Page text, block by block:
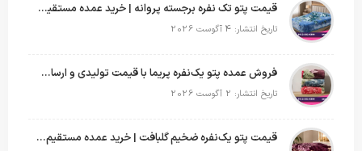
قیمت پتو تک نفره برجسته پروانه | خرید عمده مستقیم با بهترین قیمت بازار
تاریخ انتشار: 4 آگوست 2026
فروش عمده پتو یک‌نفره پریما با قیمت تولیدی و ارسال به سراسر کشور
تاریخ انتشار: 2 آگوست 2026
قیمت پتو یک‌نفره ضخیم گلبافت | خرید عمده مستقیم با بهترین قیمت